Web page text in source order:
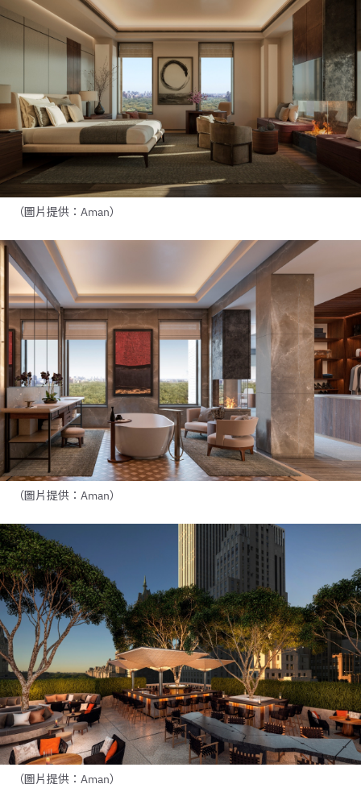
（圖片提供：Aman）
（圖片提供：Aman）
（圖片提供：Aman）